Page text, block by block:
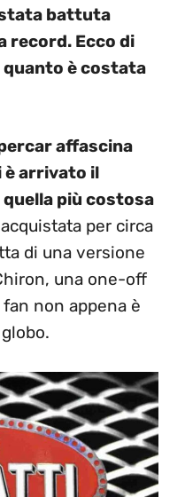
battuta
record. Ecco di
è costata
affascina
è arrivato il
più costosa
per circa
di una versione
una one-off
non appena è